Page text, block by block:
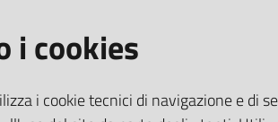
0542.6026.36 fax
i cookies
i cookie tecnici di navigazione e di